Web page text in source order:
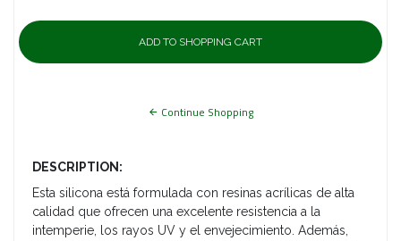
Continue Shopping
DESCRIPTION:
Esta silicona está formulada con resinas acrílicas de alta
calidad que ofrecen una excelente resistencia a la
intemperie, los rayos UV y el envejecimiento. Además,